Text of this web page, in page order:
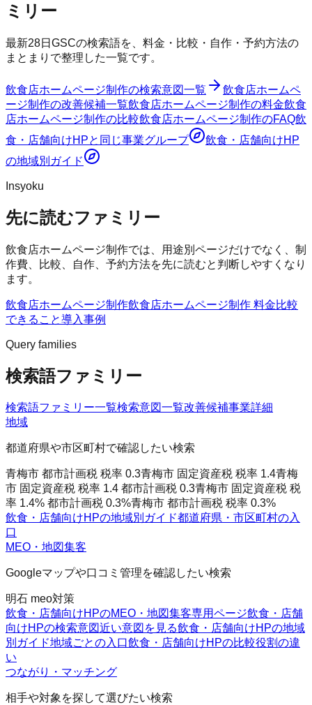
ミリー
最新28日GSCの検索語を、料金・比較・自作・予約方法の
まとまりで整理した一覧です。
飲食店ホームページ制作の検索意図一覧
飲食店ホームペ
ージ制作の改善候補一覧飲食店ホームページ制作の料金飲食
店ホームページ制作の比較飲食店ホームページ制作のFAQ飲
食・店舗向けHPと同じ事業グループ
飲食・店舗向けHP
の地域別ガイド
Insyoku
先に読むファミリー
飲食店ホームページ制作では、用途別ページだけでなく、制
作費、比較、自作、予約方法を先に読むと判断しやすくなり
ます。
飲食店ホームページ制作飲食店ホームページ制作 料金比較
できること導入事例
Query families
検索語ファミリー
検索語ファミリー一覧検索意図一覧改善候補事業詳細
地域
都道府県や市区町村で確認したい検索
青梅市 都市計画税 税率 0.3青梅市 固定資産税 税率 1.4青梅
市 固定資産税 税率 1.4 都市計画税 0.3青梅市 固定資産税 税
率 1.4% 都市計画税 0.3%青梅市 都市計画税 税率 0.3%
飲食・店舗向けHPの地域別ガイド都道府県・市区町村の入
口
MEO・地図集客
Googleマップや口コミ管理を確認したい検索
明石 meo対策
飲食・店舗向けHPのMEO・地図集客専用ページ飲食・店舗
向けHPの検索意図近い意図を見る飲食・店舗向けHPの地域
別ガイド地域ごとの入口飲食・店舗向けHPの比較役割の違
い
つながり・マッチング
相手や対象を探して選びたい検索